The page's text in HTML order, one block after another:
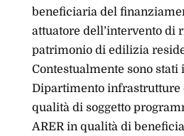
beneficiaria del
attuatore dell’intervento di
patrimonio di edilizia
Contestualmente sono
Dipartimento infrastrutture
qualità di soggetto
ARER in qualità di